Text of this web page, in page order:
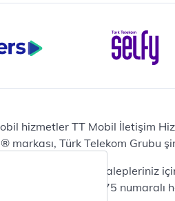
Casper Nirvana
Notebook
Ev Telefonu
Panasonic
Modem ve Wi-Fi
Zyxel DX3300
Premium VDSL
hizmetler TT Mobil İletişim
markası, Türk Telekom Grubu
mobil bireysel
için 444 0375 numaralı